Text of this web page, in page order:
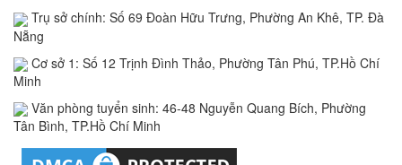
Trụ sở chính: Số 69 Đoàn Hữu Trưng, Phường An Khê, TP. Đà
Nẵng
Cơ sở 1: Số 12 Trịnh Đình Thảo, Phường Tân Phú, TP.Hồ Chí
Minh
Văn phòng tuyển sinh: 46-48 Nguyễn Quang Bích, Phường
Tân Bình, TP.Hồ Chí Minh